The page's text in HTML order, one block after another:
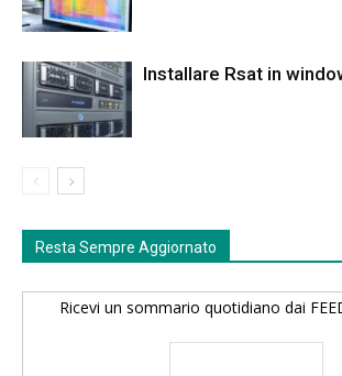
Installare Rsat in
Resta Sempre Aggiornato
Ricevi un sommario quotidiano dai